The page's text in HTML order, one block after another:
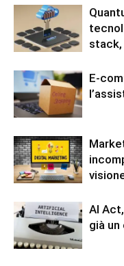
stack,
E-
AI
già un